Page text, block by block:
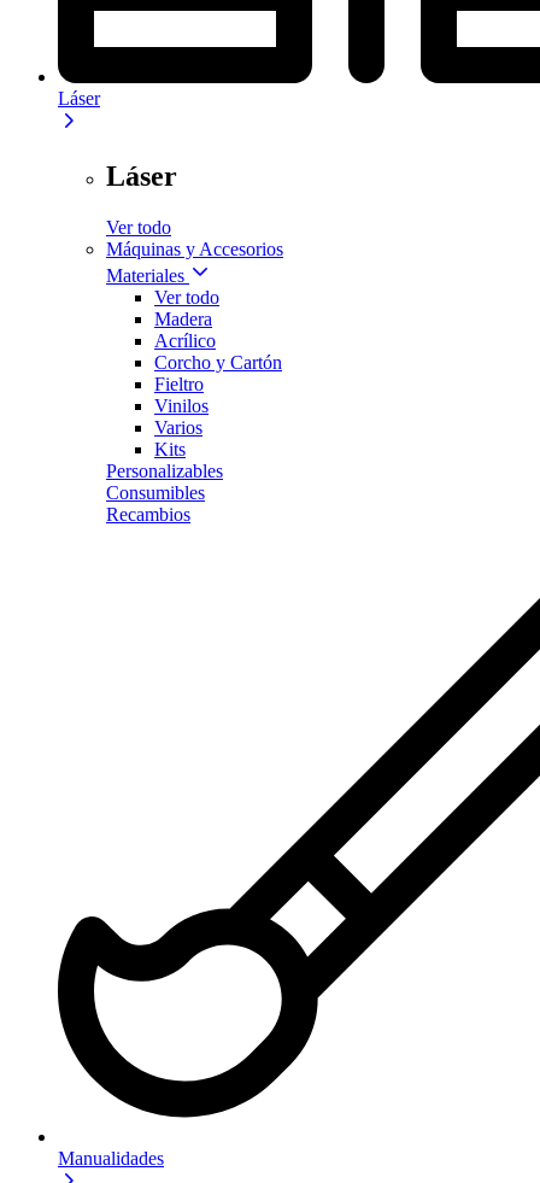
Láser
Láser
Ver todo
Máquinas y Accesorios
Materiales
Ver todo
Madera
Acrílico
Corcho y Cartón
Fieltro
Vinilos
Varios
Kits
Personalizables
Consumibles
Recambios
Manualidades